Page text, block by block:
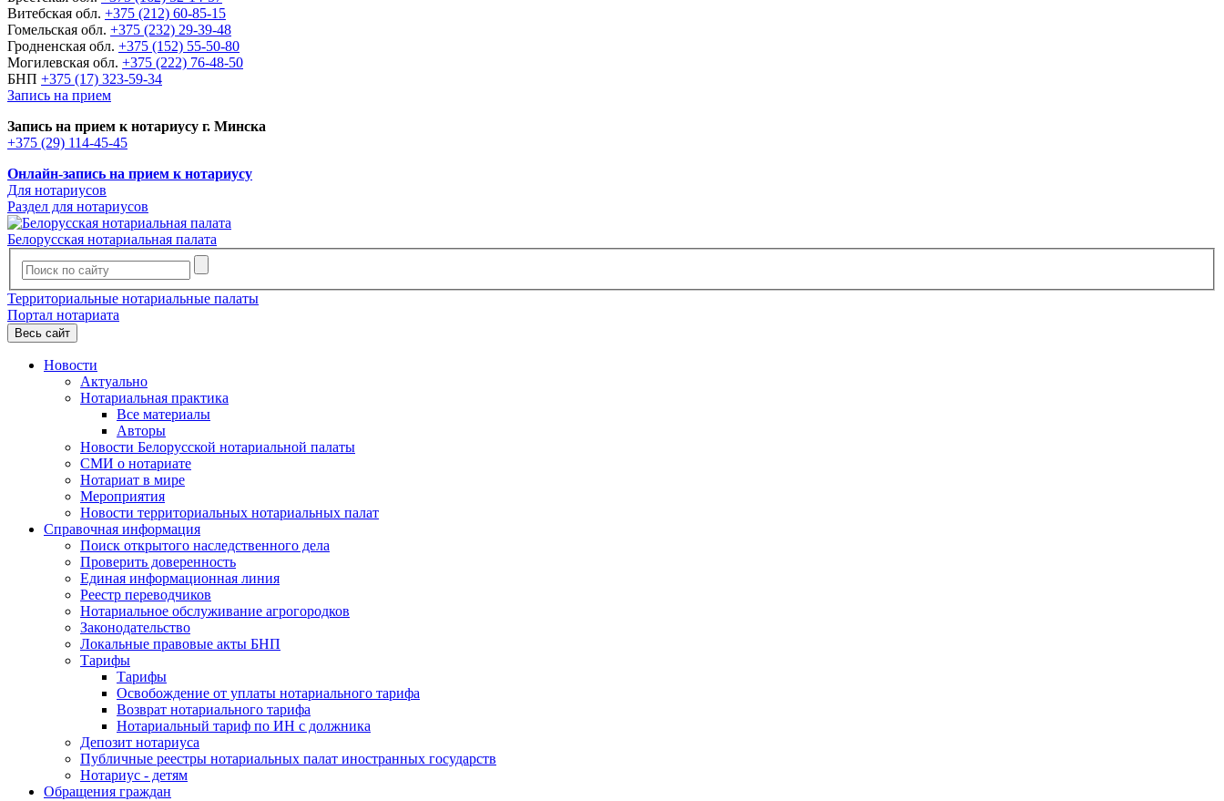
Витебская обл. +375 (212) 60-85-15
Гомельская обл. +375 (232) 29-39-48
Гродненская обл. +375 (152) 55-50-80
Могилевская обл. +375 (222) 76-48-50
БНП +375 (17) 323-59-34
Запись на прием
Запись на прием к нотариусу г. Минска
+375 (29) 114-45-45
Онлайн-запись на прием к нотариусу
Для нотариусов
Раздел для нотариусов
Белорусская нотариальная палата
Территориальные нотариальные палаты
Портал нотариата
Весь сайт
Новости
Актуально
Нотариальная практика
Все материалы
Авторы
Новости Белорусской нотариальной палаты
СМИ о нотариате
Нотариат в мире
Мероприятия
Новости территориальных нотариальных палат
Справочная информация
Поиск открытого наследственного дела
Проверить доверенность
Единая информационная линия
Реестр переводчиков
Нотариальное обслуживание агрогородков
Законодательство
Локальные правовые акты БНП
Тарифы
Тарифы
Освобождение от уплаты нотариального тарифа
Возврат нотариального тарифа
Нотариальный тариф по ИН с должника
Депозит нотариуса
Публичные реестры нотариальных палат иностранных государств
Нотариус - детям
Обращения граждан